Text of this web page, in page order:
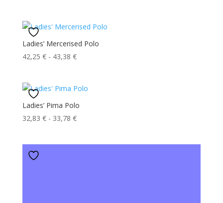
da
65,65 €
Ladies’ Mercerised Polo
42,25 € - 43,38 €Fascia
da
42,25 €
Ladies’ Pima Polo
32,83 € - 33,78 €Fascia